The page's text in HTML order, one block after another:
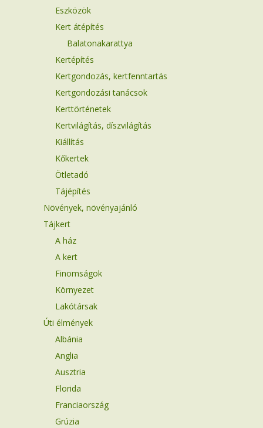
Eszközök
Kert átépítés
Balatonakarattya
Kertépítés
Kertgondozás, kertfenntartás
Kertgondozási tanácsok
Kerttörténetek
Kertvilágítás, díszvilágítás
Kiállítás
Kőkertek
Ötletadó
Tájépítés
Növények, növényajánló
Tájkert
A ház
A kert
Finomságok
Környezet
Lakótársak
Úti élmények
Albánia
Anglia
Ausztria
Florida
Franciaország
Grúzia